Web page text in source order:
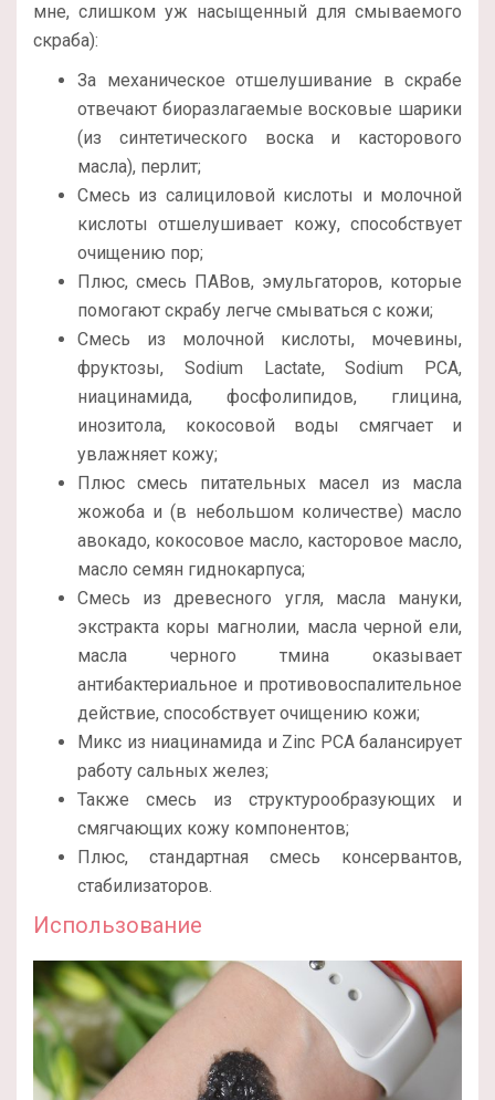
мне, слишком уж насыщенный для смываемого
скраба):
За механическое отшелушивание в скрабе
отвечают биоразлагаемые восковые шарики
(из синтетического воска и касторового
масла), перлит;
Смесь из салициловой кислоты и молочной
кислоты отшелушивает кожу, способствует
очищению пор;
Плюс, смесь ПАВов, эмульгаторов, которые
помогают скрабу легче смываться с кожи;
Смесь из молочной кислоты, мочевины,
фруктозы, Sodium Lactate, Sodium PCA,
ниацинамида, фосфолипидов, глицина,
инозитола, кокосовой воды смягчает и
увлажняет кожу;
Плюс смесь питательных масел из масла
жожоба и (в небольшом количестве) масло
авокадо, кокосовое масло, касторовое масло,
масло семян гиднокарпуса;
Смесь из древесного угля, масла мануки,
экстракта коры магнолии, масла черной ели,
масла черного тмина оказывает
антибактериальное и противовоспалительное
действие, способствует очищению кожи;
Микс из ниацинамида и Zinc PCA балансирует
работу сальных желез;
Также смесь из структурообразующих и
смягчающих кожу компонентов;
Плюс, стандартная смесь консервантов,
стабилизаторов.
Использование